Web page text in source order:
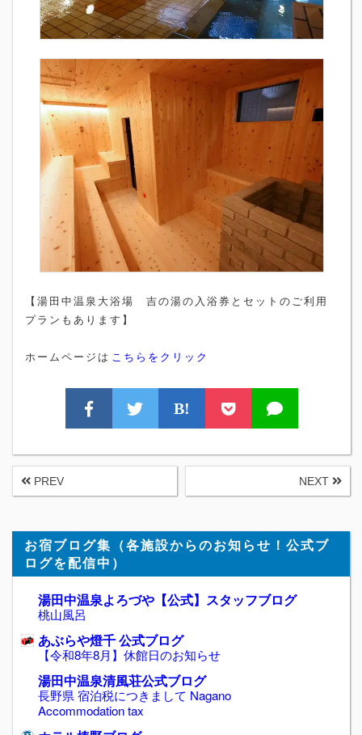
【湯田中温泉大浴場 吉の湯の入浴券とセットのご利用
プランもあります】
ホームページは こちらをクリック
B!
PREV NEXT
お宿ブログ集（各施設からのお知らせ！公式ブ
ログを配信中）
湯田中温泉よろづや【公式】スタッフブログ
桃山風呂
あぶらや燈千 公式ブログ
【令和8年8月】休館日のお知らせ
湯田中温泉清風荘公式ブログ
長野県 宿泊税につきまして Nagano
Accommodation tax